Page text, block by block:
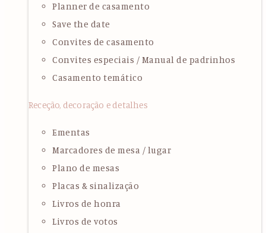
Planner de casamento
Save the date
Convites de casamento
Convites especiais / Manual de padrinhos
Casamento temático
Receção, decoração e detalhes
Ementas
Marcadores de mesa / lugar
Plano de mesas
Placas & sinalização
Livros de honra
Livros de votos